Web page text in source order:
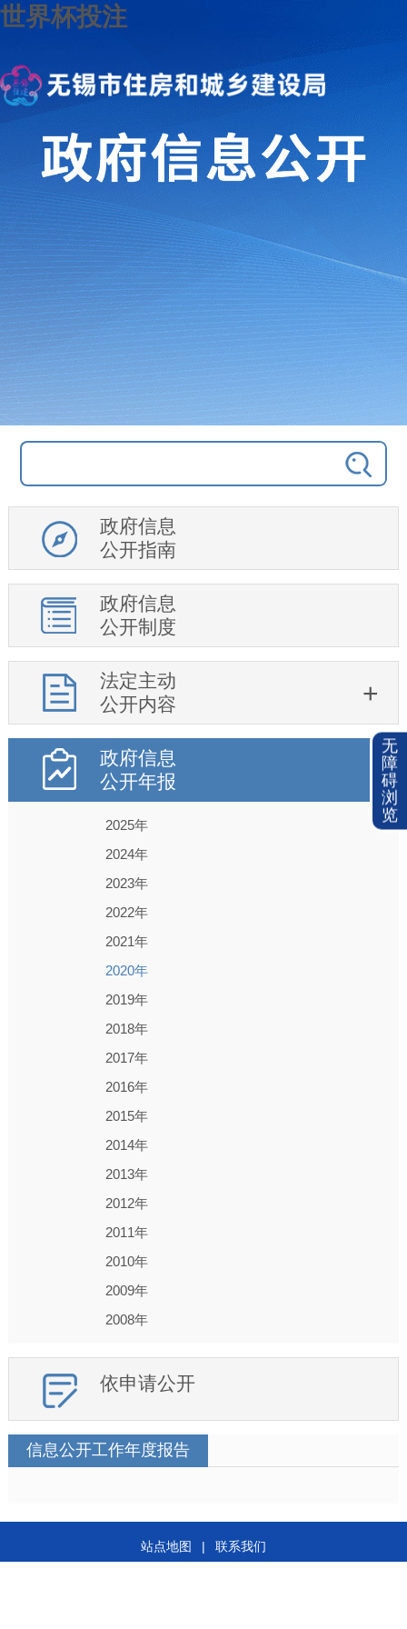
世界杯投注
政府信息
公开指南
政府信息
公开制度
法定主动
公开内容
政府信息
公开年报
2025年
2024年
2023年
2022年
2021年
2020年
2019年
2018年
2017年
2016年
2015年
2014年
2013年
2012年
2011年
2010年
2009年
2008年
依申请公开
信息公开工作年度报告
站点地图 |
联系我们
无
障
碍
浏
览